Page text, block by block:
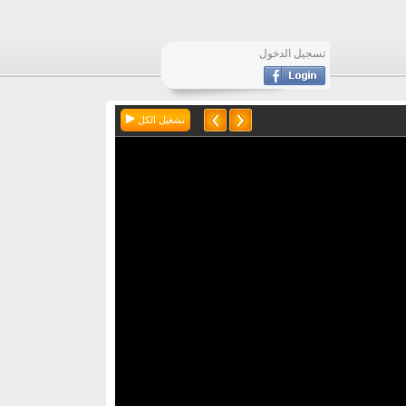
تسجيل الدخول
تشغيل الكل